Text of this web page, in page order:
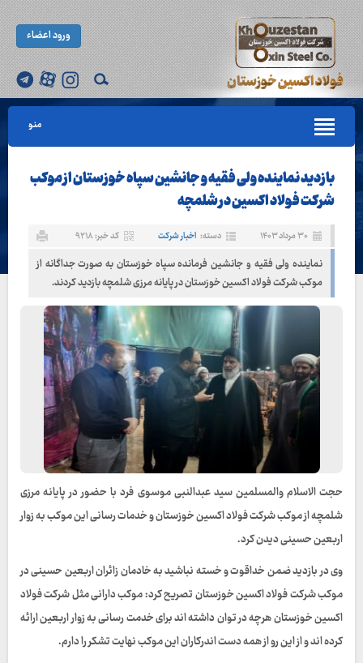
ورود اعضاء
منو
بازدید نماینده ولی فقیه و جانشین سپاه خوزستان از موکب
شرکت فولاد اکسین در شلمچه
۳۰ مرداد ۱۴۰۳ دسته: اخبار شرکت کد خبر: ۹۲۱۸
نماینده ولی فقیه و جانشین فرمانده سپاه خوزستان به صورت جداگانه از
موکب شرکت فولاد اکسین خوزستان در پایانه مرزی شلمچه بازدید کردند.
حجت الاسلام والمسلمین سید عبدالنبی موسوی فرد با حضور در پایانه مرزی
شلمچه از موکب شرکت فولاد اکسین خوزستان و خدمات رسانی این موکب به زوار
اربعین حسینی دیدن کرد.
وی در بازدید ضمن خداقوت و خسته نباشید به خادمان زائران اربعین حسینی در
موکب شرکت فولاد اکسین خوزستان تصریح کرد: موکب دارانی مثل شرکت فولاد
اکسین خوزستان هرچه در توان داشته اند برای خدمت رسانی به زوار اربعین ارائه
کرده اند و از این رو از همه دست اندرکاران این موکب نهایت تشکر را دارم.